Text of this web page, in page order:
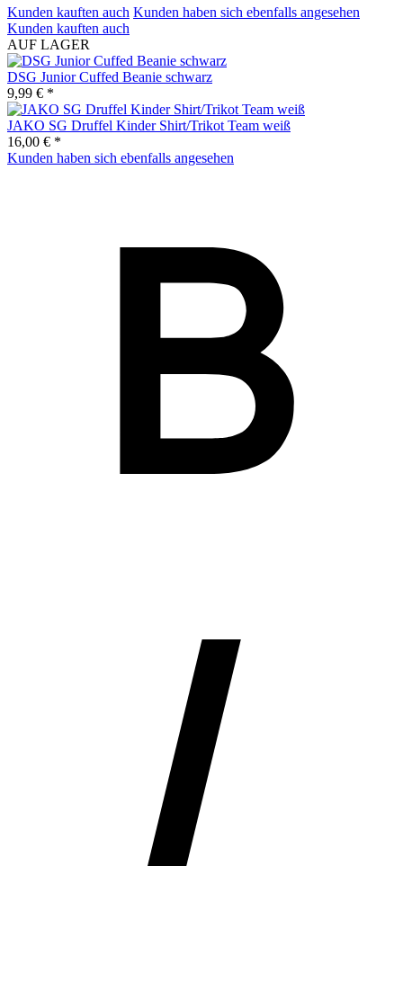
Kunden kauften auch Kunden haben sich ebenfalls angesehen
Kunden kauften auch
AUF LAGER
DSG Junior Cuffed Beanie schwarz
9,99 € *
JAKO SG Druffel Kinder Shirt/Trikot Team weiß
16,00 € *
Kunden haben sich ebenfalls angesehen